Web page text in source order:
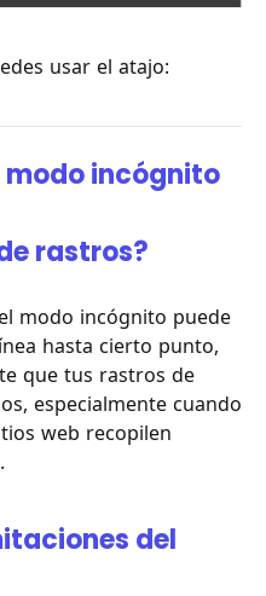
usar el atajo:
modo incógnito
rastros?
modo incógnito puede
hasta cierto punto,
que tus rastros de
especialmente cuando
web recopilen
del